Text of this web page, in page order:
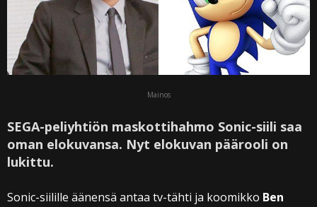
Mainos
SEGA-peliyhtiön maskottihahmo Sonic-siili saa
oman elokuvansa. Nyt elokuvan päärooli on
lukittu.
Sonic-siilille äänensä antaa tv-tähti ja koomikko Ben